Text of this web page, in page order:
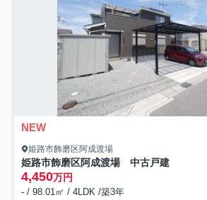
NEW
姫路市飾磨区阿成渡場
姫路市飾磨区阿成渡場 中古戸建
4,450万円
- / 98.01㎡ / 4LDK /築3年